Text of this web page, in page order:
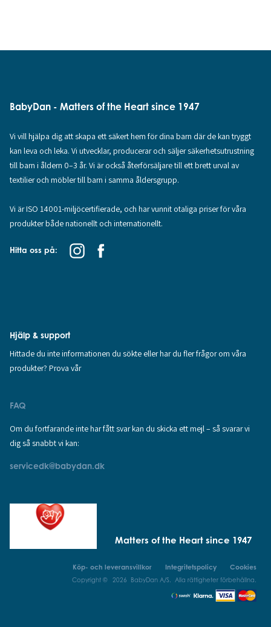
BabyDan - Matters of the Heart since 1947
Vi vill hjälpa dig att skapa ett säkert hem för dina barn där de kan tryggt
kan leva och leka. Vi utvecklar, producerar och säljer säkerhetsutrustning
till barn i åldern 0–3 år. Vi är också återförsäljare till ett brett urval av
textilier och möbler till barn i samma åldersgrupp.
Vi är ISO 14001-miljöcertifierade, och har vunnit otaliga priser för våra
produkter både nationellt och internationellt.
Hitta oss på:
Hjälp & support
Hittade du inte informationen du sökte eller har du fler frågor om våra
produkter? Prova vår
FAQ
Om du fortfarande inte har fått svar kan du skicka ett mejl – så svarar vi
dig så snabbt vi kan:
servicedk@babydan.dk
Matters of the Heart since 1947
Köp- och leveransvillkor Integritetspolicy Cookies
Copyright © 2026 BabyDan A/S. Alla rättigheter förbehållna.